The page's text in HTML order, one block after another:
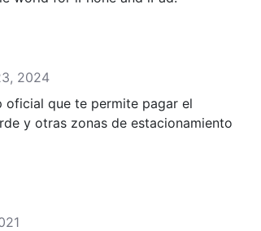
2024
oficial que te permite pagar el
y otras zonas de estacionamiento